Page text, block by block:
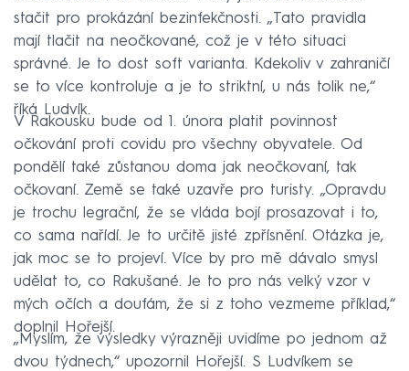
stačit pro prokázání bezinfekčnosti. „Tato pravidla
mají tlačit na neočkované, což je v této situaci
správné. Je to dost soft varianta. Kdekoliv v zahraničí
se to více kontroluje a je to striktní, u nás tolik ne,“
říká Ludvík.
V Rakousku bude od 1. února platit povinnost
očkování proti covidu pro všechny obyvatele. Od
pondělí také zůstanou doma jak neočkovaní, tak
očkovaní. Země se také uzavře pro turisty. „Opravdu
je trochu legrační, že se vláda bojí prosazovat i to,
co sama nařídí. Je to určitě jisté zpřísnění. Otázka je,
jak moc se to projeví. Více by pro mě dávalo smysl
udělat to, co Rakušané. Je to pro nás velký vzor v
mých očích a doufám, že si z toho vezmeme příklad,“
doplnil Hořejší.
„Myslím, že výsledky výrazněji uvidíme po jednom až
dvou týdnech,“ upozornil Hořejší. S Ludvíkem se